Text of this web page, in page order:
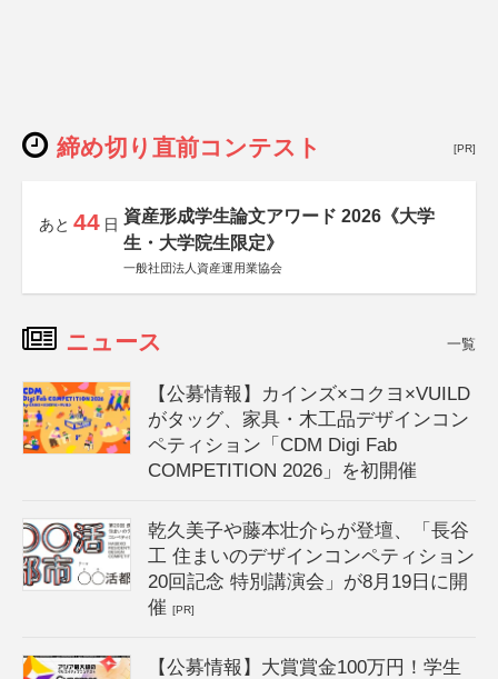
締め切り直前コンテスト [PR]
あと 44 日 資産形成学生論文アワード 2026《大学
生・大学院生限定》
一般社団法人資産運用業協会
ニュース 一覧
【公募情報】カインズ×コクヨ×VUILD
がタッグ、家具・木工品デザインコン
ペティション「CDM Digi Fab
COMPETITION 2026」を初開催
乾久美子や藤本壮介らが登壇、「長谷
工 住まいのデザインコンペティション
20回記念 特別講演会」が8月19日に開
催[PR]
【公募情報】大賞賞金100万円！学生